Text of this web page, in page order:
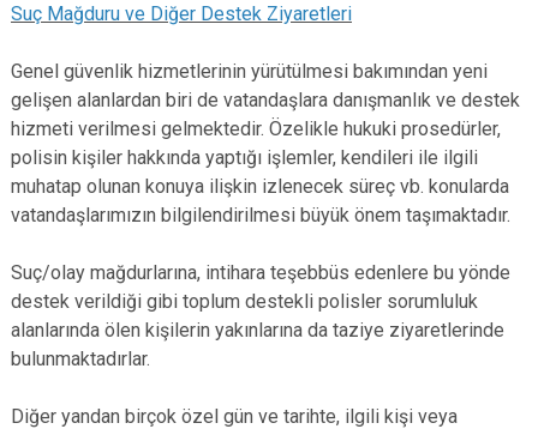
Suç Mağduru ve Diğer Destek Ziyaretleri​
Genel güvenlik hizmetlerinin yürütülmesi bakımından yeni
gelişen alanlardan biri de vatandaşlara danışmanlık ve destek
hizmeti verilmesi gelmektedir. Özelikle hukuki prosedürler,
polisin kişiler hakkında yaptığı işlemler, kendileri ile ilgili
muhatap olunan konuya ilişkin izlenecek süreç vb. konularda
vatandaşlarımızın bilgilendirilmesi büyük önem taşımaktadır.
Suç/olay mağdurlarına, intihara teşebbüs edenlere bu yönde
destek verildiği gibi toplum destekli polisler sorumluluk
alanlarında ölen kişilerin yakınlarına da taziye ziyaretlerinde
bulunmaktadırlar.
Diğer yandan birçok özel gün ve tarihte, ilgili kişi veya